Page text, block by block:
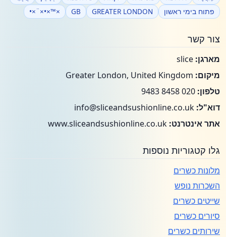
פתוח בימי ראשון
GREATER LONDON
GB
×™×•×¨×•
צור קשר
מארגן:
מיקום:
טלפון:
דוא"ל: info@sliceandsushionline.co.uk
אתר אינטרנט:
גלו קטגוריות נוספות
מלונות כשרים
השכרות נופש
שייטים כשרים
סיורים כשרים
שירותים כשרים